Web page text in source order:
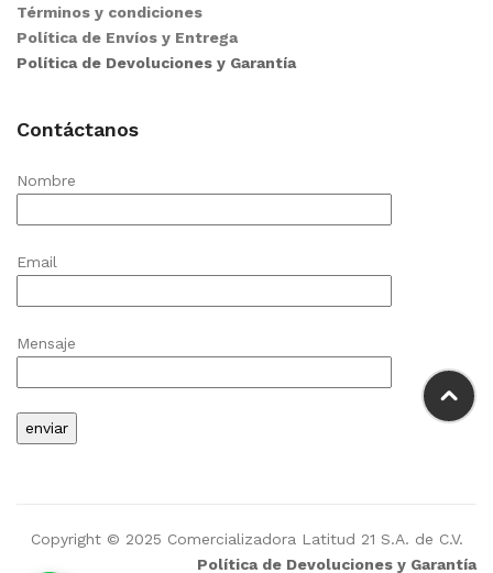
Términos y condiciones
Política de Envíos y Entrega
Política de Devoluciones y Garantía
Contáctanos
Nombre
Email
Mensaje
Copyright © 2025 Comercializadora Latitud 21 S.A. de C.V.
Política de Devoluciones y Garantía